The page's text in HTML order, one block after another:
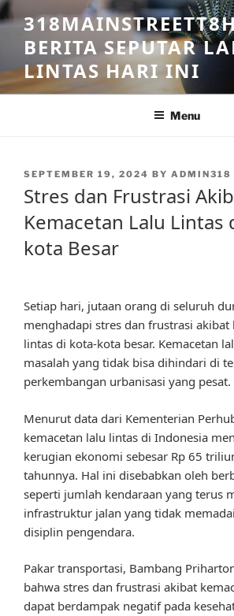
Skip
to
contentBERITA SEPUTAR
LINTAS HARI INI
Menu
POSTED
SEPTEMBER 19, 2024 BY ADMIN318
Stres dan Frustrasi
Kemacetan Lalu Lintas
kota Besar
Setiap hari, jutaan orang di seluruh
menghadapi stres dan frustrasi akibat
lintas di kota-kota besar. Kemacetan
masalah yang tidak bisa dihindari di
perkembangan urbanisasi yang pesat.
Menurut data dari Kementerian
kemacetan lalu lintas di Indonesia
kerugian ekonomi sebesar Rp 65
tahunnya. Hal ini disebabkan oleh
seperti jumlah kendaraan yang terus
infrastruktur jalan yang tidak
disiplin pengendara.
Pakar transportasi, Bambang
bahwa stres dan frustrasi akibat
dapat berdampak negatif pada